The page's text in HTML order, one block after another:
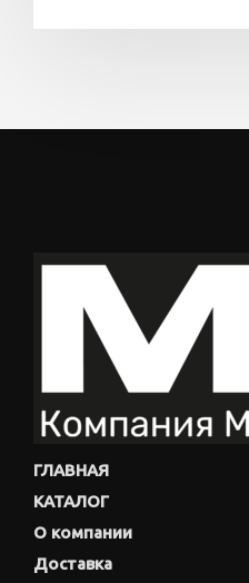
ГЛАВНАЯ
КАТАЛОГ
О компании
Доставка